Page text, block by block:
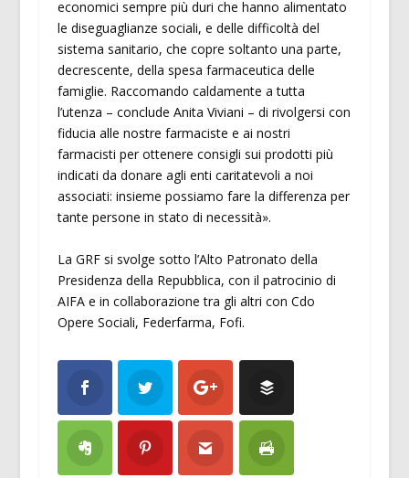
economici sempre più duri che hanno alimentato
le diseguaglianze sociali, e delle difficoltà del
sistema sanitario, che copre soltanto una parte,
decrescente, della spesa farmaceutica delle
famiglie. Raccomando caldamente a tutta
l’utenza – conclude Anita Viviani – di rivolgersi con
fiducia alle nostre farmaciste e ai nostri
farmacisti per ottenere consigli sui prodotti più
indicati da donare agli enti caritatevoli a noi
associati: insieme possiamo fare la differenza per
tante persone in stato di necessità».
La GRF si svolge sotto l’Alto Patronato della
Presidenza della Repubblica, con il patrocinio di
AIFA e in collaborazione tra gli altri con Cdo
Opere Sociali, Federfarma, Fofi.